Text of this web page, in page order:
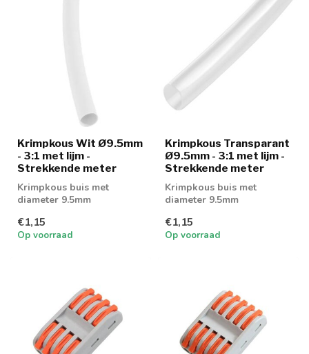
Krimpkous Wit Ø9.5mm
- 3:1 met lijm -
Strekkende meter
Krimpkous buis met
diameter 9.5mm
€1,15
Op voorraad
Krimpkous Transparant
Ø9.5mm - 3:1 met lijm -
Strekkende meter
Krimpkous buis met
diameter 9.5mm
€1,15
Op voorraad